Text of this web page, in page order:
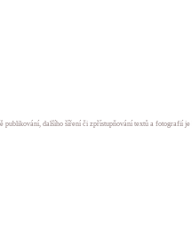
publikování, dalšího šíření či zpřístupňování textů a fotografií